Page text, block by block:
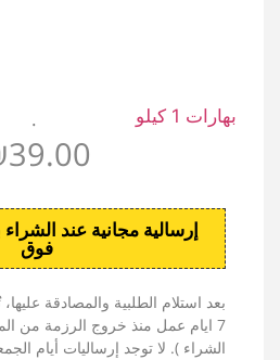
بهارات 1 كيلو .
39.00
فوق
بعد استلام الطلبية والمصادقة
7 ايام عمل منذ خروج الرزمة من
الشراء ). لا توجد إرساليات أيام